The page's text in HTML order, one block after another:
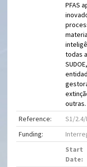
PFAS
todas
outras.
Reference:
S1/
Funding:
Start
Date: